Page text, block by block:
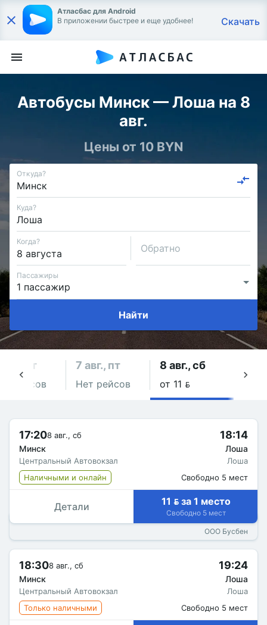
Атласбас для Android
В приложении быстрее и еще удобнее!
Скачать
Автобусы Минск — Лоша на 8
авг.
Цены от 10 BYN
Откуда?
Куда?
Когда?
Обратно
Пассажиры
Найти
чт
рейсов
7 авг., пт
Нет рейсов
8 авг., сб
от 11 
17:208 авг., сб
Минск
Центральный Автовокзал
18:14
Лоша
Лоша
Наличными и онлайн
Свободно 5 мест
Детали 11  за 1 место
Свободно 5 мест
ООО Бусбен
18:308 авг., сб
Минск
Центральный Автовокзал
19:24
Лоша
Лоша
Только наличными
Свободно 5 мест